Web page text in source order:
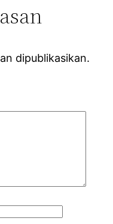
dipublikasikan.